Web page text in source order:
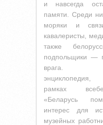
и навсегда
памяти. Среди
моряки и
кавалеристы,
также
подпольщики —
врага.
рамках
«Беларусь
интерес для
музейных